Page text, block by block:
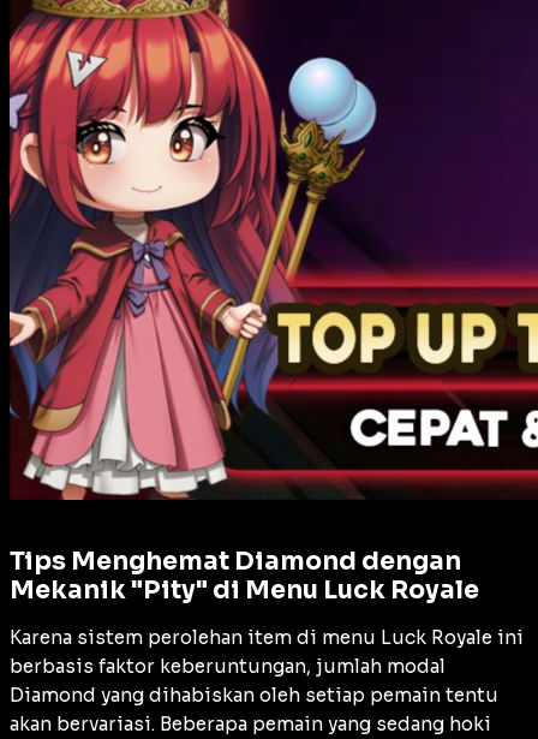
Tips Menghemat Diamond dengan
Mekanik "Pity" di Menu Luck Royale
Karena sistem perolehan item di menu Luck Royale ini
berbasis faktor keberuntungan, jumlah modal
Diamond yang dihabiskan oleh setiap pemain tentu
akan bervariasi. Beberapa pemain yang sedang hoki